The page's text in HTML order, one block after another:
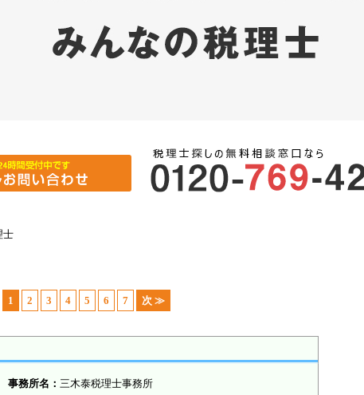
士
1 2 3 4 5 6 7 次 ≫
事務所名： 三木泰税理士事務所